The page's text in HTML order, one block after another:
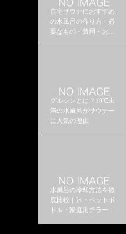
自宅サウナにおすすめ
の水風呂の作り方｜必
要なもの・費用・おす
グルシンとは？10℃未
満の水風呂がサウナー
に人気の理由
水風呂の冷却方法を徹
底比較｜氷・ペットボ
トル・家庭用チラーは